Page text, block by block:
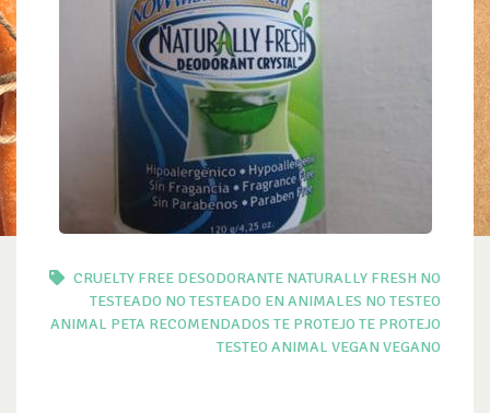
CRUELTY FREE DESODORANTE NATURALLY FRESH NO
TESTEADO NO TESTEADO EN ANIMALES NO TESTEO
ANIMAL PETA RECOMENDADOS TE PROTEJO TE PROTEJO
TESTEO ANIMAL VEGAN VEGANO